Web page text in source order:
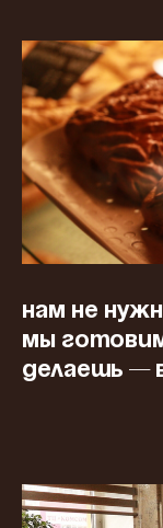
Нам не
мы
делаешь —